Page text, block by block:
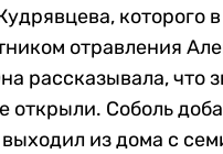
которого
отравления
рассказывала, что
открыли. Соболь
из дома с